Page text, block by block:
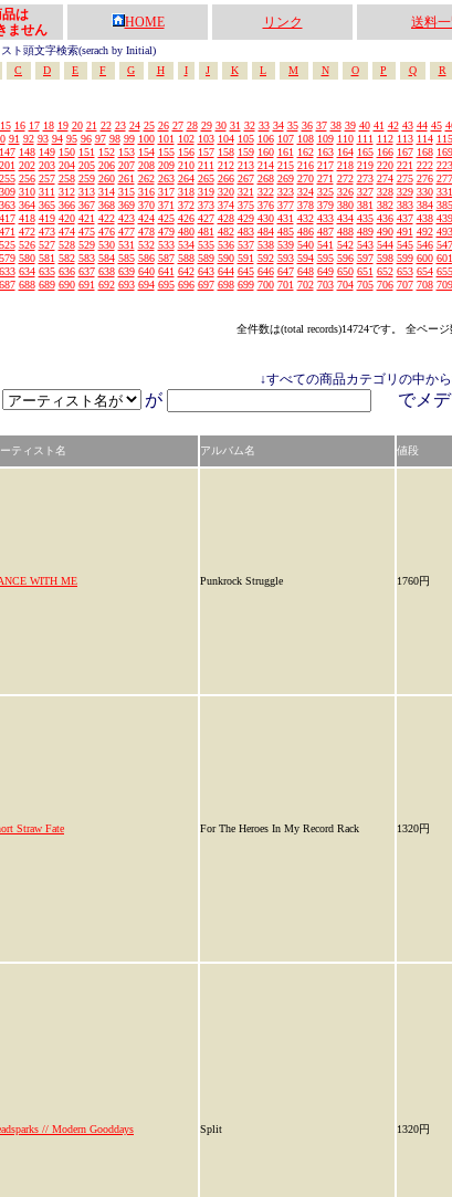
は
ません
HOME リンク 送料
ト頭文字検索(serach by Initial)
C
D E F G H I J K L M N O P Q R
15 16 17 18 19 20 21 22 23 24 25 26 27 28 29 30 31 32 33 34 35 36 37 38 39 40 41 42 43 44 45
91 92 93 94 95 96 97 98 99 100 101 102 103 104 105 106 107 108 109 110 111 112 113 114 115
148 149 150 151 152 153 154 155 156 157 158 159 160 161 162 163 164 165 166 167 168 169
202 203 204 205 206 207 208 209 210 211 212 213 214 215 216 217 218 219 220 221 222 223
256 257 258 259 260 261 262 263 264 265 266 267 268 269 270 271 272 273 274 275 276 277
310 311 312 313 314 315 316 317 318 319 320 321 322 323 324 325 326 327 328 329 330 331
364 365 366 367 368 369 370 371 372 373 374 375 376 377 378 379 380 381 382 383 384 385
418 419 420 421 422 423 424 425 426 427 428 429 430 431 432 433 434 435 436 437 438 439
472 473 474 475 476 477 478 479 480 481 482 483 484 485 486 487 488 489 490 491 492 493
526 527 528 529 530 531 532 533 534 535 536 537 538 539 540 541 542 543 544 545 546 547
580 581 582 583 584 585 586 587 588 589 590 591 592 593 594 595 596 597 598 599 600 601
634 635 636 637 638 639 640 641 642 643 644 645 646 647 648 649 650 651 652 653 654 655
688 689 690 691 692 693 694 695 696 697 698 699 700 701 702 703 704 705 706 707 708 709
全件数は(total records)14724です。 全ページ
↓すべての商品カテゴリの中か
が でメ
ティスト名 アルバム名 値段
WITH ME Punkrock Struggle 1760円
Straw Fate For The Heroes In My Record Rack 1320円
// Modern Gooddays Split 1320円